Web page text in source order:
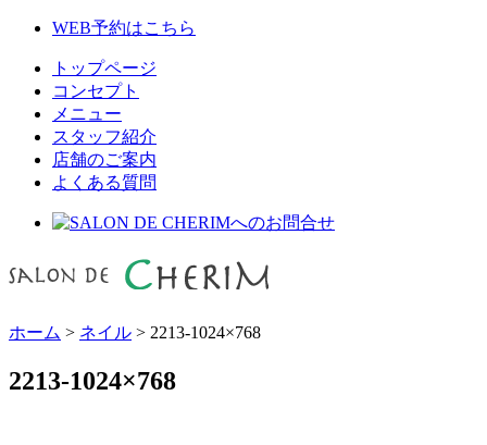
WEB予約はこちら
トップページ
コンセプト
メニュー
スタッフ紹介
店舗のご案内
よくある質問
ホーム > ネイル > 2213-1024×768
2213-1024×768